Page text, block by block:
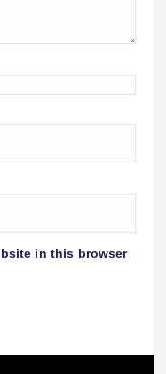
in this browser